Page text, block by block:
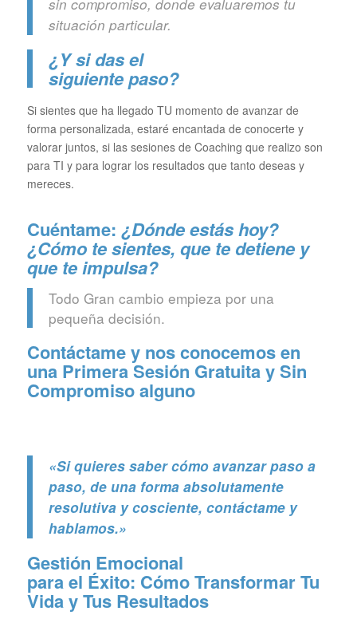
sin compromiso, donde evaluaremos tu
situación particular.
¿Y si das el
siguiente paso?
Si sientes que ha llegado TU momento de avanzar de
forma personalizada, estaré encantada de conocerte y
valorar juntos, si las sesiones de Coaching que realizo son
para TI y para lograr los resultados que tanto deseas y
mereces.
Cuéntame: ¿Dónde estás hoy?
¿Cómo te sientes, que te detiene y
que te impulsa?
Todo Gran cambio empieza por una
pequeña decisión.
Contáctame y nos conocemos en
una Primera Sesión Gratuita y Sin
Compromiso alguno
«Si quieres saber cómo avanzar paso a
paso, de una forma absolutamente
resolutiva y cosciente, contáctame y
hablamos.»
Gestión Emocional
para el Éxito: Cómo Transformar Tu
Vida y Tus Resultados